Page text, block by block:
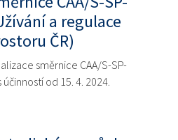
a regulace
ČR)
směrnice CAA/S-SP-
od 15. 4. 2024.